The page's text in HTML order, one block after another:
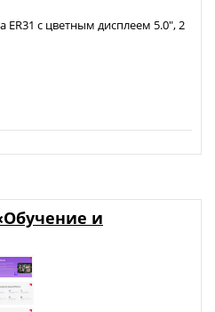
с цветным дисплеем 5.0", 2
и